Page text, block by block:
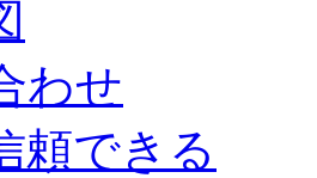
わせ
頼できる